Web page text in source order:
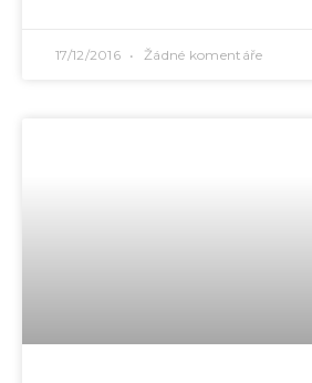
17/12/2016 Žádné komentáře